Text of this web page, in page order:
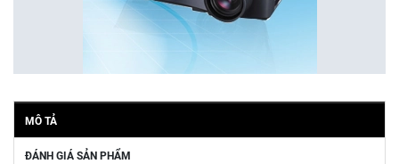
MÔ TẢ
ĐÁNH GIÁ SẢN PHẨM